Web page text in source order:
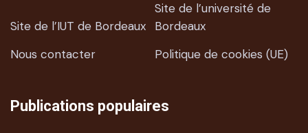
Site de l’IUT de Bordeaux
Site de l’université de
Bordeaux
Nous contacter
Politique de cookies (UE)
Publications populaires